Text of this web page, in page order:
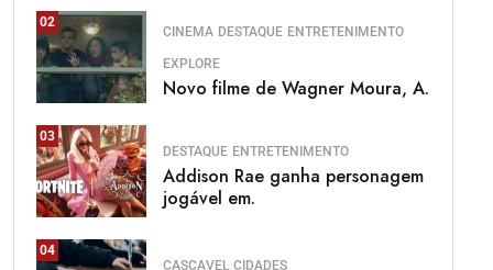
02
CINEMA DESTAQUE ENTRETENIMENTO
EXPLORE
Novo filme de Wagner Moura, A.
03
DESTAQUE ENTRETENIMENTO
Addison Rae ganha personagem
jogável em.
04
CASCAVEL CIDADES